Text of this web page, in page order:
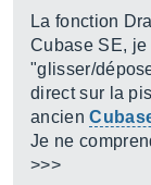
La fonction
Cubase SE,
"glisser/
direct sur la
ancien
Je ne
>>>